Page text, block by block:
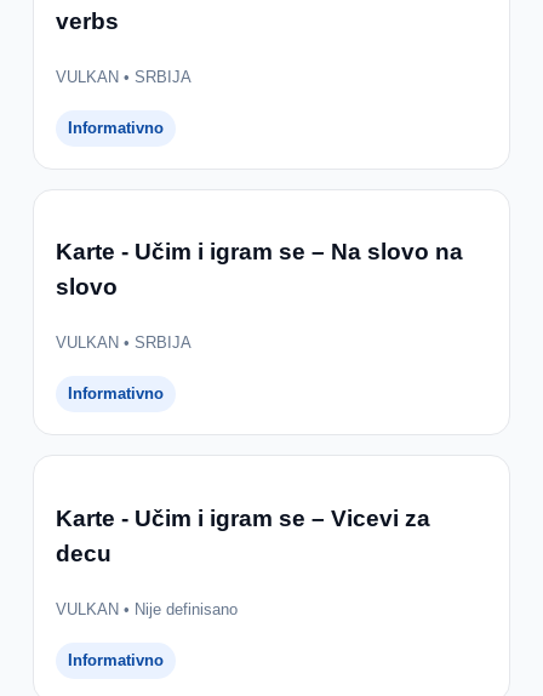
verbs
VULKAN • SRBIJA
Informativno
Karte - Učim i igram se – Na slovo na
slovo
VULKAN • SRBIJA
Informativno
Karte - Učim i igram se – Vicevi za
decu
VULKAN • Nije definisano
Informativno